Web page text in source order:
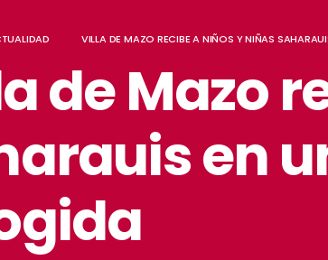
VILLA DE MAZO RECIBE A NIÑOS Y NIÑAS
de Mazo
en